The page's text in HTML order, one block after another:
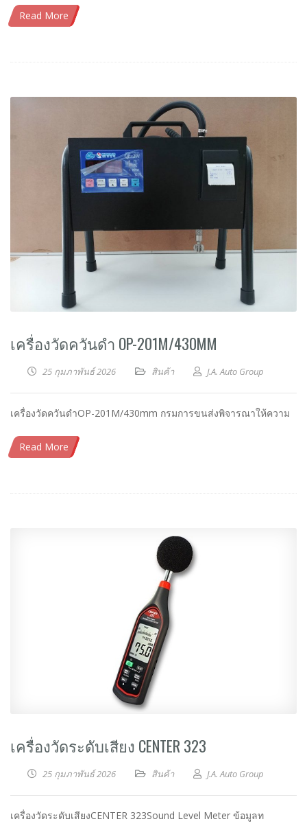
Read More
เครื่องวัดควันดำ OP-201M/430MM
25 กุมภาพันธ์ 2026 สินค้า J.A. Auto Group
เครื่องวัดควันดำOP-201M/430mm กรมการขนส่งพิจารณาให้ความ
Read More
เครื่องวัดระดับเสียง CENTER 323
25 กุมภาพันธ์ 2026 สินค้า J.A. Auto Group
เครื่องวัดระดับเสียงCENTER 323Sound Level Meter ข้อมูลท